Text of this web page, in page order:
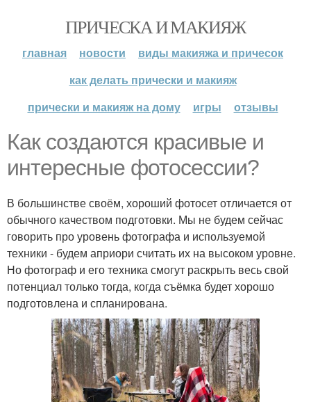
ПРИЧЕСКА И МАКИЯЖ
главная новости
виды макияжа и причесок
как делать прически и макияж
прически и макияж на дому
игры отзывы
Как создаются красивые и
интересные фотосессии?
В большинстве своём, хороший фотосет отличается от
обычного качеством подготовки. Мы не будем сейчас
говорить про уровень фотографа и используемой
техники - будем априори считать их на высоком уровне.
Но фотограф и его техника смогут раскрыть весь свой
потенциал только тогда, когда съёмка будет хорошо
подготовлена и спланирована.